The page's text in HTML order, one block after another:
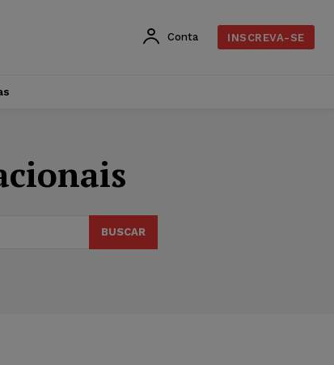
Conta INSCREVA-SE
BUSCAR